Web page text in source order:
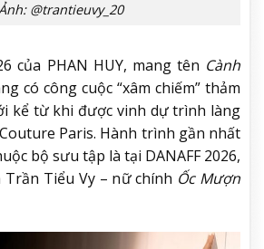
@trantieuvy_20
của PHAN HUY, mang tên Cành
có công cuộc “xâm chiếm” thảm
kể từ khi được vinh dự trình làng
Paris. Hành trình gần nhất
bộ sưu tập là tại DANAFF 2026,
Tiểu Vy – nữ chính Ốc Mượn